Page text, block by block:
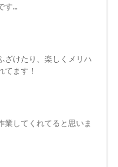
す…
ざけたり、楽しくメリハ
てます！
業してくれてると思いま